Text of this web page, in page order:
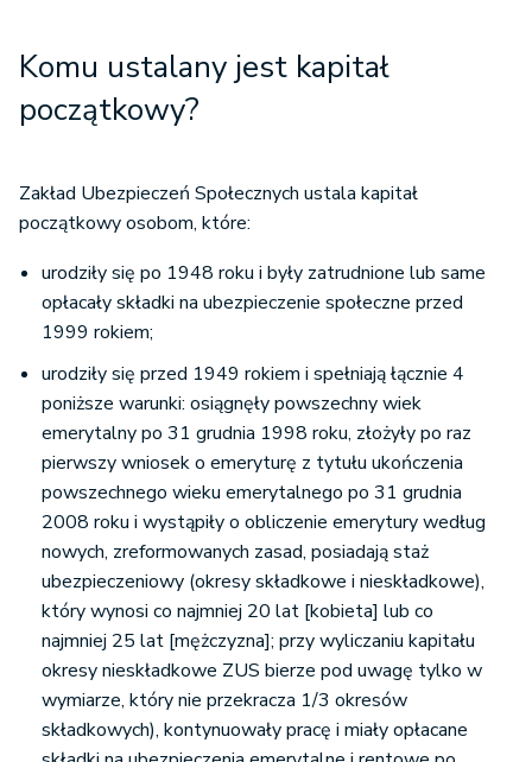
Komu ustalany jest kapitał
początkowy?
Zakład Ubezpieczeń Społecznych ustala kapitał
początkowy osobom, które:
urodziły się po 1948 roku i były zatrudnione lub same
opłacały składki na ubezpieczenie społeczne przed
1999 rokiem;
urodziły się przed 1949 rokiem i spełniają łącznie 4
poniższe warunki: osiągnęły powszechny wiek
emerytalny po 31 grudnia 1998 roku, złożyły po raz
pierwszy wniosek o emeryturę z tytułu ukończenia
powszechnego wieku emerytalnego po 31 grudnia
2008 roku i wystąpiły o obliczenie emerytury według
nowych, zreformowanych zasad, posiadają staż
ubezpieczeniowy (okresy składkowe i nieskładkowe),
który wynosi co najmniej 20 lat [kobieta] lub co
najmniej 25 lat [mężczyzna]; przy wyliczaniu kapitału
okresy nieskładkowe ZUS bierze pod uwagę tylko w
wymiarze, który nie przekracza 1/3 okresów
składkowych), kontynuowały pracę i miały opłacane